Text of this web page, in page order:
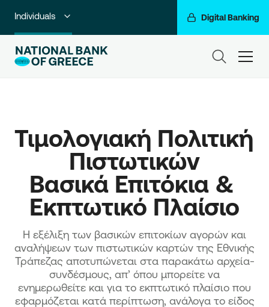
Individuals Digital Banking
Premium Banking
Corporate & Investment Banking
Go For More
NBG Group
Τιμολογιακή Πολιτική
Πιστωτικών
Βασικά Επιτόκια &
Εκπτωτικό Πλαίσιο
Η εξέλιξη των βασικών επιτοκίων αγορών και
αναλήψεων των πιστωτικών καρτών της Εθνικής
Τράπεζας αποτυπώνεται στα παρακάτω αρχεία-
συνδέσμους, απ’ όπου μπορείτε να
ενημερωθείτε και για το εκπτωτικό πλαίσιο που
εφαρμόζεται κατά περίπτωση, ανάλογα το είδος